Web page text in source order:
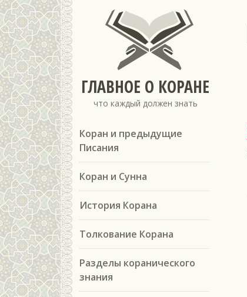
ГЛАВНОЕ О КОРАНЕ
что каждый должен знать
Коран и предыдущие
Писания
Коран и Сунна
История Корана
Толкование Корана
Разделы коранического
знания